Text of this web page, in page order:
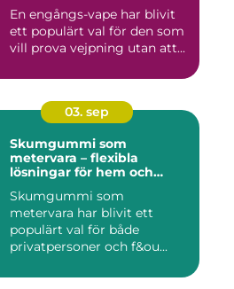
En engångs-vape har blivit
ett populärt val för den som
vill prova vejpning utan att...
03. sep
Skumgummi som
metervara – flexibla
lösningar för hem och
Skumgummi som
metervara har blivit ett
populärt val för både
privatpersoner och f&ou...